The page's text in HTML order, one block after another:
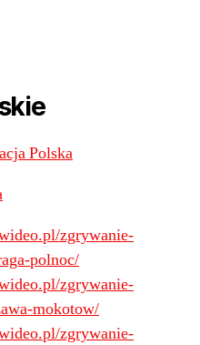
Polska
zgrywanie-
polnoc/
zgrywanie-
mokotow/
zgrywanie-